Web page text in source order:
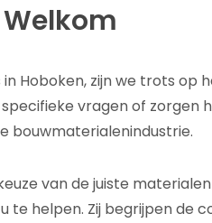
Hoboken, zijn we trots
vragen of zorgen
bouwmaterialenindustrie.
van de juiste
te helpen. Zij begrijpen de